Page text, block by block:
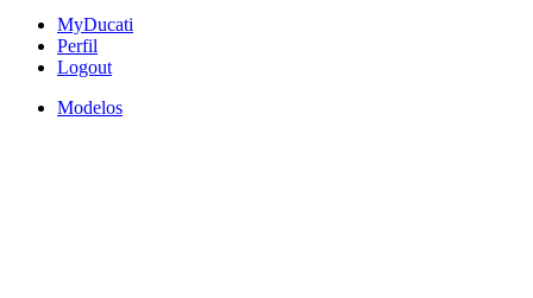
MyDucati
Perfil
Logout
Modelos